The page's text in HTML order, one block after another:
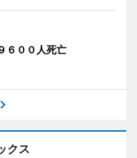
６００人死亡
クス